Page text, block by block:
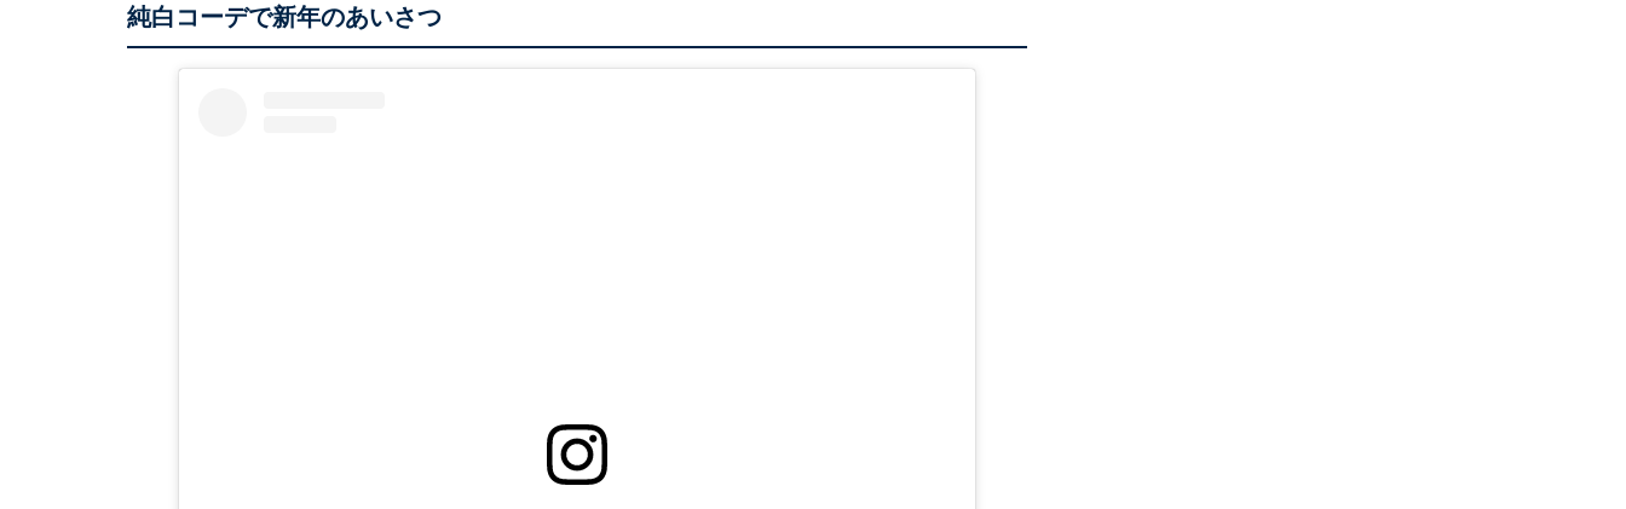
純白コーデで新年のあいさつ